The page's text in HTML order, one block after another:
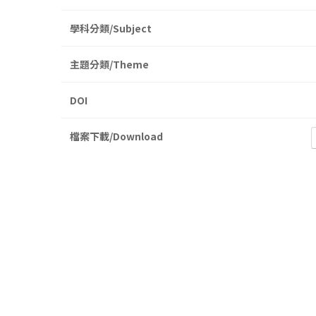
學科分類/Subject
主題分類/Theme
DOI
檔案下載/Download